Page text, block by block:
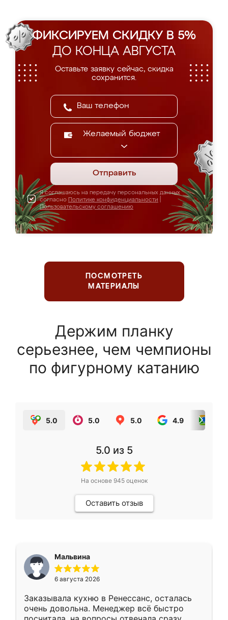
ФИКСИРУЕМ СКИДКУ В 5%
ДО КОНЦА АВГУСТА
Оставьте заявку сейчас, скидка
сохранится.
Желаемый бюджет
Отправить
Я соглашаюсь на передачу персональных данных
согласно Политике конфиденциальности
Пользовательскому соглашению
ПОСМОТРЕТЬ
МАТЕРИАЛЫ
Держим планку
серьезнее, чем чемпионы
по фигурному катанию
5.0 5.0 5.0 4.9
5.0 из 5
На основе 945оценок
Оставить отзыв
Мальвина
6 августа 2026
Заказывала кухню в Ренессанс, осталась
очень довольна. Менеджер всё быстро